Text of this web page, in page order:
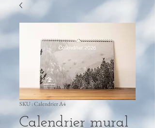
SKU : Calendrier A4
Calendrier mural